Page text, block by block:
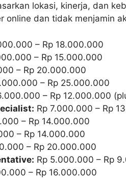
lokasi, kinerja, dan
online dan tidak menjamin
– Rp 18.000.000
– Rp 15.000.000
– Rp 20.000.000
– Rp 25.000.000
– Rp 12.000.000
Rp 7.000.000 – Rp
– Rp 14.000.000
– Rp 14.000.000
– Rp 20.000.000
Rp 5.000.000 – Rp
– Rp 16.000.000